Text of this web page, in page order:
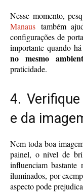
Nesse momento,
Manaus também
configurações de
importante quando
no mesmo
praticidade.
4.
e da
Nem toda boa
painel, o nível de
influenciam bastante
iluminados, por
aspecto pode